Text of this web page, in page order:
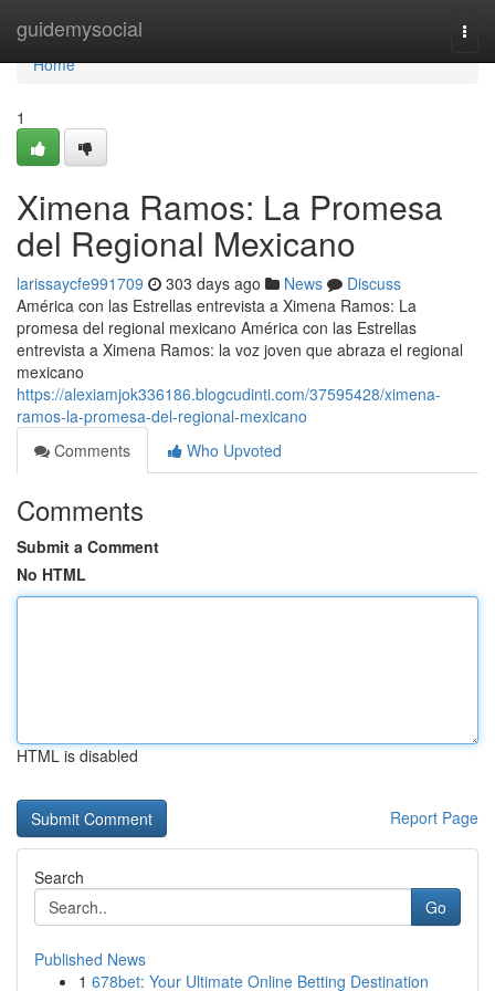
guidemysocial
Home
Home
1
Ximena Ramos: La Promesa
del Regional Mexicano
larissaycfe991709 303 days ago News
Discuss
América con las Estrellas entrevista a Ximena Ramos: La
promesa del regional mexicano América con las Estrellas
entrevista a Ximena Ramos: la voz joven que abraza el regional
mexicano
https://alexiamjok336186.blogcudinti.com/37595428/ximena-
ramos-la-promesa-del-regional-mexicano
Comments
Who Upvoted
Comments
Submit a Comment
No HTML
HTML is disabled
Report Page
Search
Go
Published News
1 678bet: Your Ultimate Online Betting Destination